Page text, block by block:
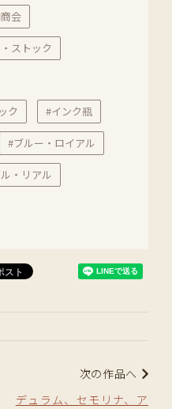
会
ストック
ク #インク瓶
#ブルー・ロイアル
・リアル
次の作品へ
デュラム、セモリナ、ア